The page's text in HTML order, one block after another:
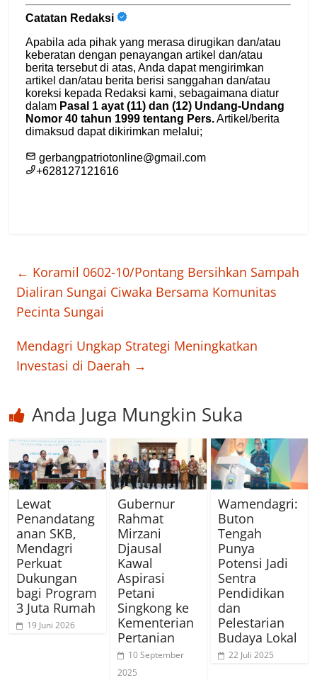
← Koramil 0602-10/Pontang Bersihkan Sampah
Dialiran Sungai Ciwaka Bersama Komunitas
Pecinta Sungai
Mendagri Ungkap Strategi Meningkatkan
Investasi di Daerah →
Anda Juga Mungkin Suka
Lewat
Penandatang
anan SKB,
Mendagri
Perkuat
Dukungan
bagi Program
3 Juta Rumah
19 Juni 2026
Gubernur
Rahmat
Mirzani
Djausal
Kawal
Aspirasi
Petani
Singkong ke
Kementerian
Pertanian
10 September
2025
Wamendagri:
Buton
Tengah
Punya
Potensi Jadi
Sentra
Pendidikan
dan
Pelestarian
Budaya Lokal
22 Juli 2025